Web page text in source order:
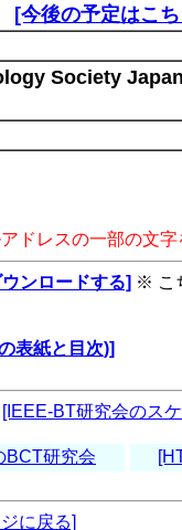
[今後の予定はこ
Society
ドレスの一部の文
ンロードする] ※ こ
表紙と目次)]
[IEEE-BT研究会のス
BCT研究会
に戻る]